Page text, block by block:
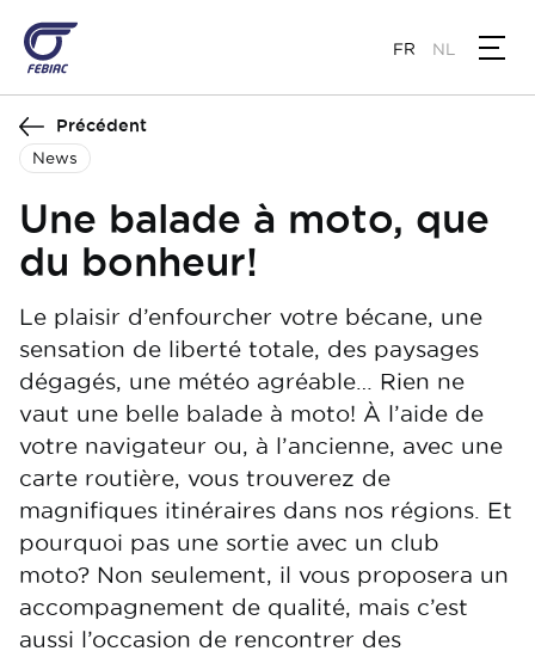
contenu
principal
FR NL
Précédent
News
Une balade à moto, que
du bonheur!
Le plaisir d’enfourcher votre bécane, une
sensation de liberté totale, des paysages
dégagés, une météo agréable… Rien ne
vaut une belle balade à moto! À l’aide de
votre navigateur ou, à l’ancienne, avec une
carte routière, vous trouverez de
magnifiques itinéraires dans nos régions. Et
pourquoi pas une sortie avec un club
moto? Non seulement, il vous proposera un
accompagnement de qualité, mais c’est
aussi l’occasion de rencontrer des